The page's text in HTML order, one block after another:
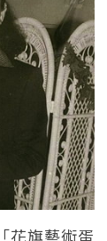
花旗藝術蛋